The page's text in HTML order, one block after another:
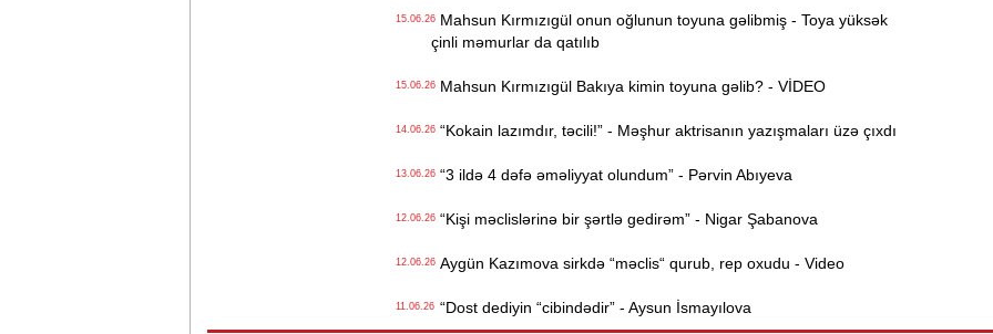
15.06.26Mahsun Kırmızıgül onun oğlunun toyuna gəlibmiş - Toya yüksək
çinli məmurlar da qatılıb
15.06.26Mahsun Kırmızıgül Bakıya kimin toyuna gəlib? - VİDEO
14.06.26“Kokain lazımdır, təcili!” - Məşhur aktrisanın yazışmaları üzə çıxdı
13.06.26“3 ildə 4 dəfə əməliyyat olundum” - Pərvin Abıyeva
12.06.26“Kişi məclislərinə bir şərtlə gedirəm” - Nigar Şabanova
12.06.26Aygün Kazımova sirkdə “məclis“ qurub, rep oxudu - Video
11.06.26“Dost dediyin “cibindədir” - Aysun İsmayılova